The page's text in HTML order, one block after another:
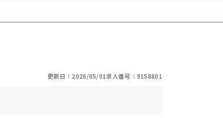
更新日：2026/05/01求人番号：9158801